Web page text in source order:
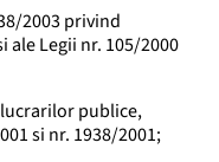
2003 privind
Legii nr. 105/2000
publice,
si nr. 1938/2001;